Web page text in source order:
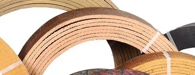
matérielle de
frottement